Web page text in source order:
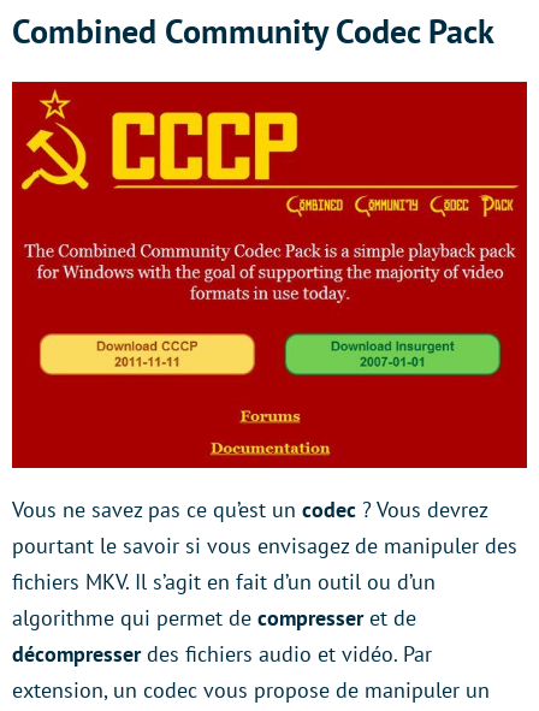
Combined Community Codec Pack
Vous ne savez pas ce qu’est un codec ? Vous devrez
pourtant le savoir si vous envisagez de manipuler des
fichiers MKV. Il s’agit en fait d’un outil ou d’un
algorithme qui permet de compresseret de
décompresserdes fichiers audio et vidéo. Par
extension, un codec vous propose de manipuler un